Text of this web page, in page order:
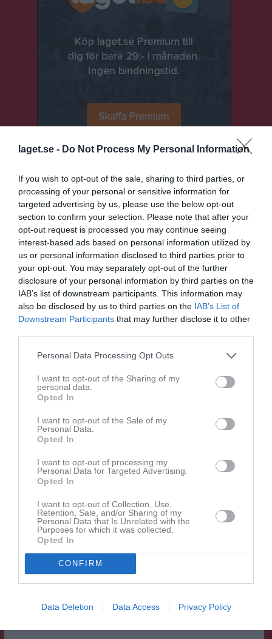
laget.se - Do Not Process My Personal Information
If you wish to opt-out of the sale, sharing to third parties, or
processing of your personal or sensitive information for
targeted advertising by us, please use the below opt-out
section to confirm your selection. Please note that after your
opt-out request is processed you may continue seeing
interest-based ads based on personal information utilized by
us or personal information disclosed to third parties prior to
your opt-out. You may separately opt-out of the further
disclosure of your personal information by third parties on the
IAB’s list of downstream participants. This information may
also be disclosed by us to third parties on the IAB’s List of
Downstream Participants that may further disclose it to other
Personal Data Processing Opt Outs
I want to opt-out of the Sharing of my
personal data.
Opted In
I want to opt-out of the Sale of my
Personal Data.
Opted In
I want to opt-out of processing my
Personal Data for Targeted Advertising.
Opted In
I want to opt-out of Collection, Use,
Retention, Sale, and/or Sharing of my
Personal Data that Is Unrelated with the
Purposes for which it was collected.
Opted In
CONFIRM
Data Deletion Data Access Privacy Policy
Senast uppladdade video
Ingen video uppladdad
Logga in och ladda upp ert första klipp
Senast uppdaterade album
Inget album finns skapat
Logga in som administratör och skapa ert första album